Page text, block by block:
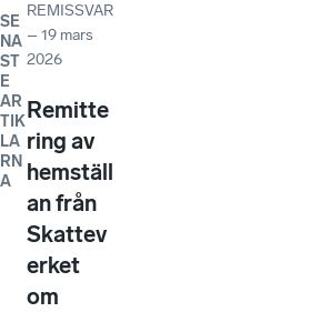
SE
NA
ST
E
AR
TIK
LA
RN
A
REMISSVAR
–19 mars
2026
Remitte
ring av
hemställ
an från
Skattev
erket
om